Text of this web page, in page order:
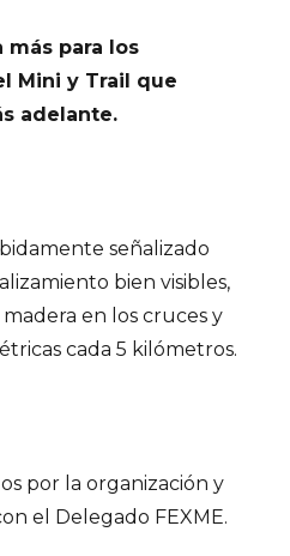
más para los
Mini y Trail que
adelante.
señalizado
bien visibles,
en los cruces y
cada 5 kilómetros.
por la organización y
el Delegado FEXME.